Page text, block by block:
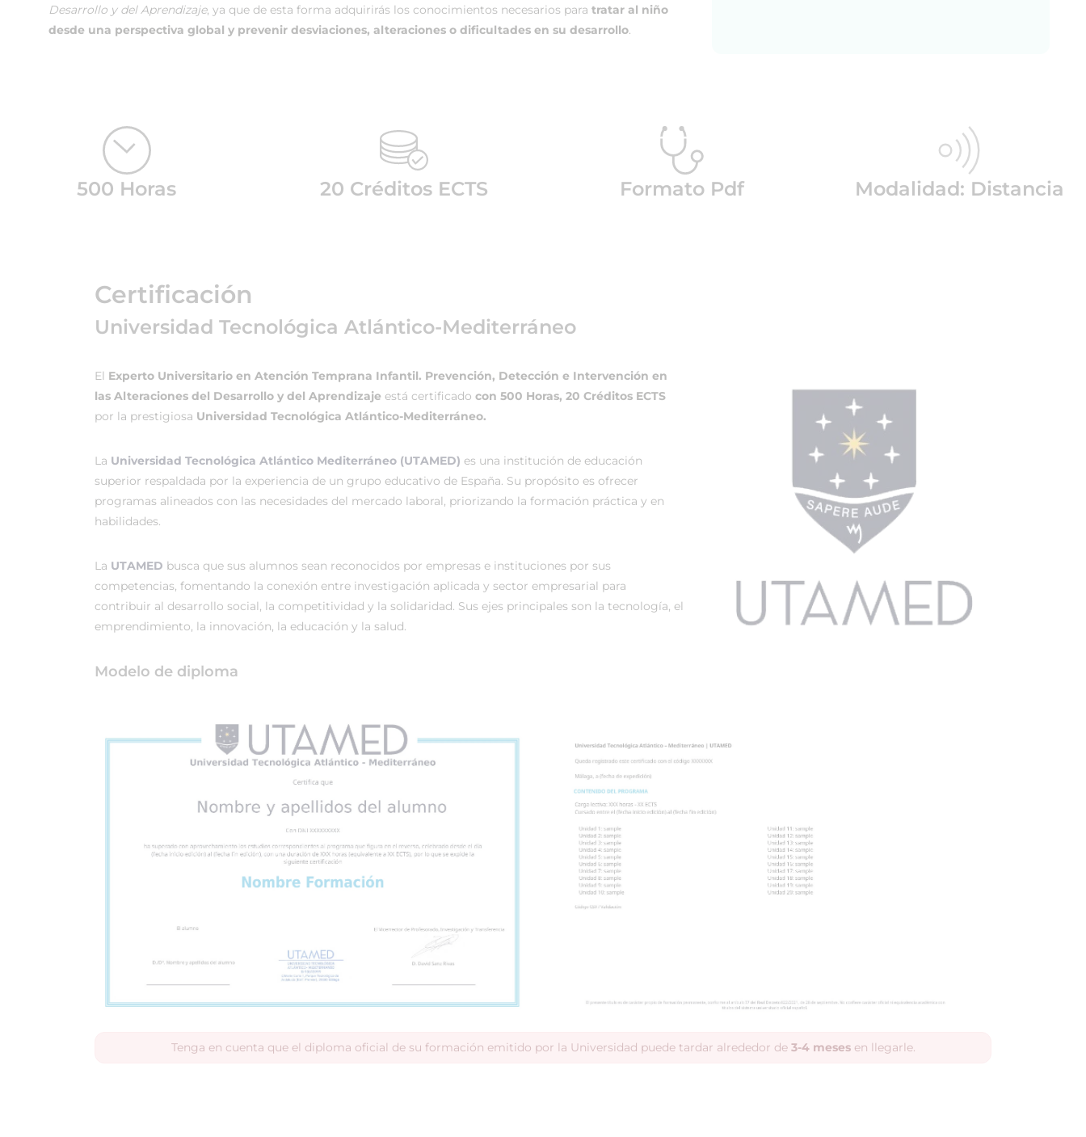
Desarrollo y del Aprendizaje, ya que de esta forma adquirirás los conocimientos necesarios para tratar al niño
desde una perspectiva global y prevenir desviaciones, alteraciones o dificultades en su desarrollo.
500 Horas 20 Créditos ECTS Formato Pdf Modalidad: Distancia
Certificación
Universidad Tecnológica Atlántico-Mediterráneo
El Experto Universitario en Atención Temprana Infantil. Prevención, Detección e Intervención en
las Alteraciones del Desarrollo y del Aprendizaje está certificado con 500 Horas, 20 Créditos ECTS
por la prestigiosa Universidad Tecnológica Atlántico-Mediterráneo.
La Universidad Tecnológica Atlántico Mediterráneo (UTAMED) es una institución de educación
superior respaldada por la experiencia de un grupo educativo de España. Su propósito es ofrecer
programas alineados con las necesidades del mercado laboral, priorizando la formación práctica y en
habilidades.
La UTAMED busca que sus alumnos sean reconocidos por empresas e instituciones por sus
competencias, fomentando la conexión entre investigación aplicada y sector empresarial para
contribuir al desarrollo social, la competitividad y la solidaridad. Sus ejes principales son la tecnología, el
emprendimiento, la innovación, la educación y la salud.
Modelo de diploma
Tenga en cuenta que el diploma oficial de su formación emitido por la Universidad puede tardar alrededor de 3-4 mesesen llegarle.